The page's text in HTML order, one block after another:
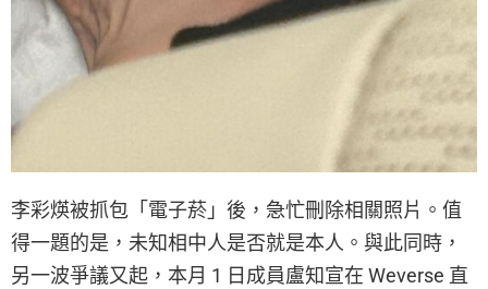
李彩煐被抓包「電子菸」後，急忙刪除相關照片。值
得一題的是，未知相中人是否就是本人。與此同時，
另一波爭議又起，本月 1 日成員盧知宣在 Weverse 直